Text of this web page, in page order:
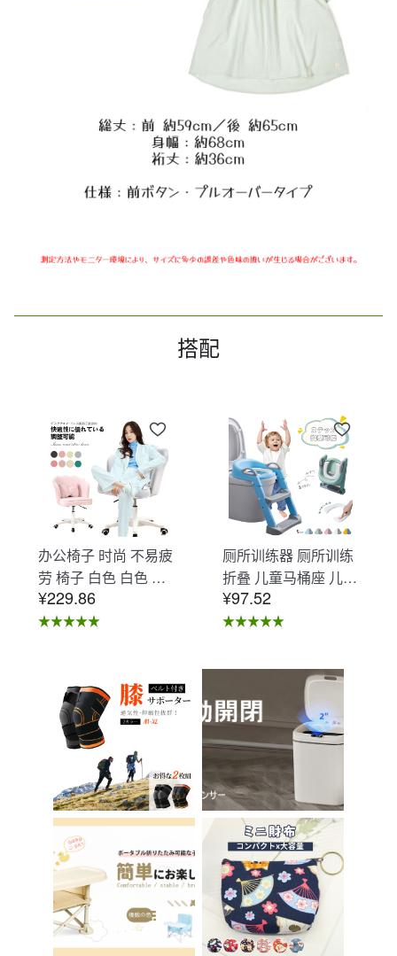
搭配
办公椅子 时尚 不易疲
劳 椅子 白色 白色 办
公椅子 不易疲劳 学习
椅 北欧 儿童 椅子 学
椅子 在家办公 Asher
Brilliant C-56
¥229.86
厕所训练器 厕所训练
折叠 儿童马桶座 儿童
马桶辅助 收纳式马桶
座 小孩马桶座 儿童厕
女孩 儿童 孩子 儿童
马桶训练 免邮 踏步器
厕所
¥97.52